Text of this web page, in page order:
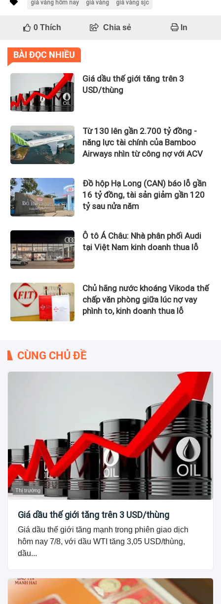
giá vàng hôm nay giá vàng giá vàng sjc
0Thích Chia sẻ In
BÀI ĐỌC NHIỀU
Giá dầu thế giới tăng trên 3
USD/thùng
Từ 130 lên gần 2.700 tỷ đồng -
năng lực tài chính của Bamboo
Airways nhìn từ công nợ với ACV
Đồ hộp Hạ Long (CAN) báo lỗ gần
16 tỷ đồng, tài sản giảm gần 120
tỷ sau nửa năm
Ô tô Á Châu: Nhà phân phối Audi
tại Việt Nam kinh doanh thua lỗ
Chủ hãng nước khoáng Vikoda thế
chấp văn phòng giữa lúc nợ vay
phình to, kinh doanh thua lỗ
CÙNG CHỦ ĐỀ
Thị trường
Giá dầu thế giới tăng trên 3 USD/thùng
Giá dầu thế giới tăng mạnh trong phiên giao dịch
hôm nay 7/8, với dầu WTI tăng 3,05 USD/thùng,
dầu...